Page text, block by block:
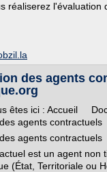
réaliserez l'évaluation
des agents
êtes ici : Accueil
agents contractuels
agents contractuels
est un agent non
(État, Territoriale ou